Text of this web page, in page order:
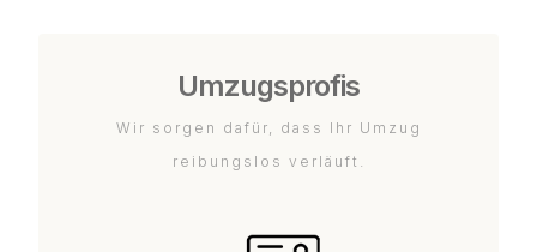
Umzugsprofis
Wir sorgen dafür, dass Ihr Umzug
reibungslos verläuft.